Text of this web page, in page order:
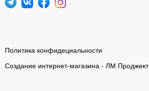
Политика конфидециальности
Создание интернет-магазина - ЛМ Проджект